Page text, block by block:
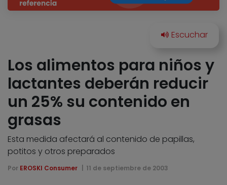
Los alimentos para niños y
lactantes deberán reducir
un 25% su contenido en
grasas
Esta medida afectará al contenido de papillas,
potitos y otros preparados
Por EROSKI Consumer 11 de septiembre de 2003